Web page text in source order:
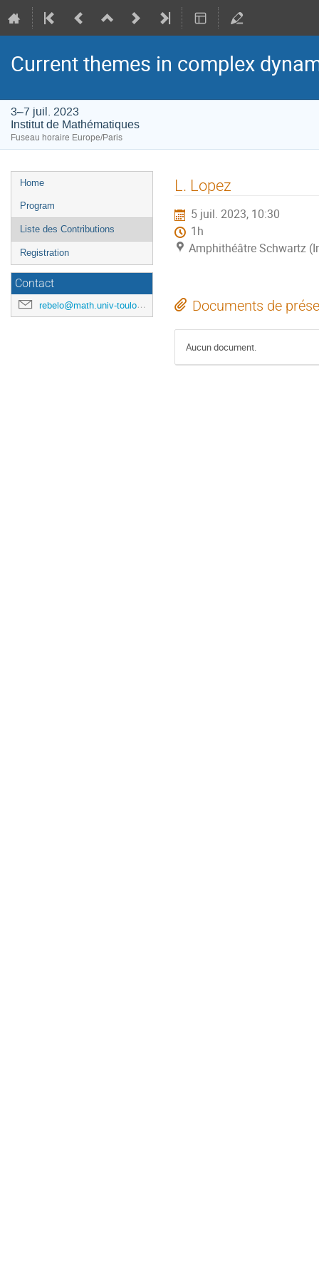
Current themes in complex
3–7 juil. 2023
Institut de Mathématiques
Fuseau horaire Europe/Paris
Menu
de
l'événement
Home
Program
Liste des Contributions
Registration
Contact
rebelo@math.univ-toulouse.fr
L. Lopez
5 juil. 2023, 10:30
1h
Amphithéâtre Schwartz
Documents de
Aucun document.